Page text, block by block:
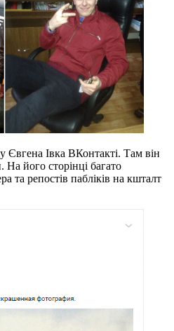
Євгена Івка ВКонтакті. Там він
його сторінці багато
та репостів пабліків на кшталт